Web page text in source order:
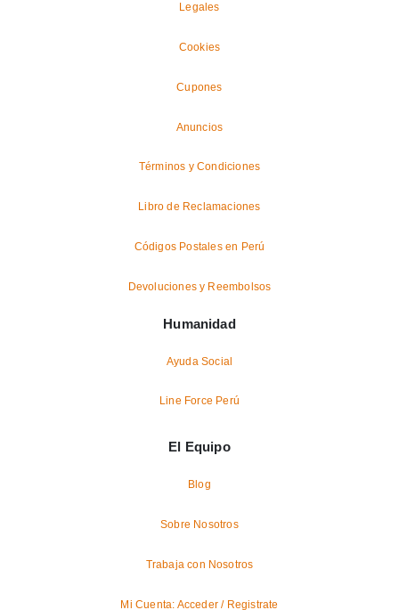
Legales
Cookies
Cupones
Anuncios
Términos y Condiciones
Libro de Reclamaciones
Códigos Postales en Perú
Devoluciones y Reembolsos
Humanidad
Ayuda Social
Line Force Perú
El Equipo
Blog
Sobre Nosotros
Trabaja con Nosotros
Mi Cuenta: Acceder / Registrate